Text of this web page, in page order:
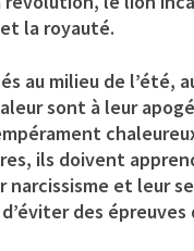
la royauté.
au milieu de l’été,
sont à leur
ils doivent
narcissisme et leur
des épreuves